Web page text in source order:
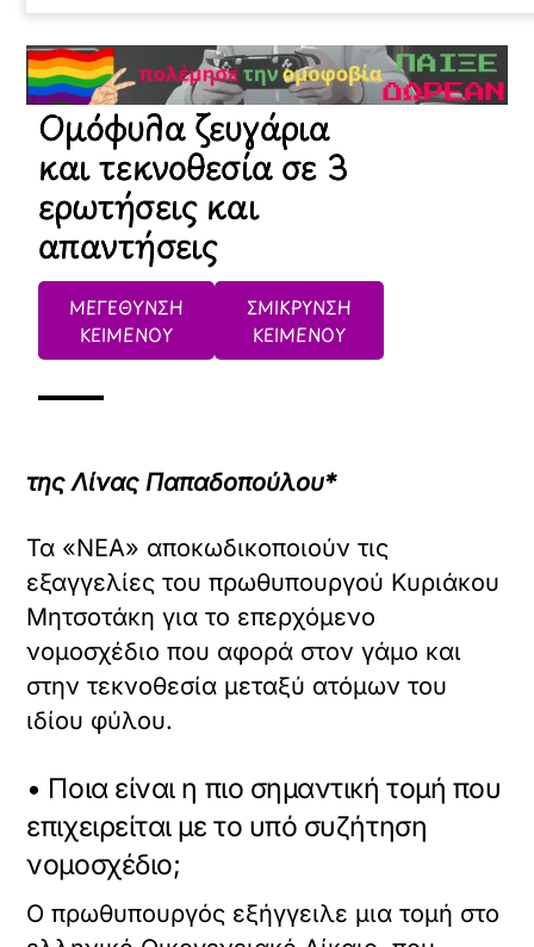
Ομόφυλα ζευγάρια
και τεκνοθεσία σε 3
ερωτήσεις και
απαντήσεις
ΜΕΓΕΘΥΝΣΗ
ΚΕΙΜΕΝΟΥ
ΣΜΙΚΡΥΝΣΗ
ΚΕΙΜΕΝΟΥ
της Λίνας Παπαδοπούλου*
Τα «ΝΕΑ» αποκωδικοποιούν τις
εξαγγελίες του πρωθυπουργού Κυριάκου
Μητσοτάκη για το επερχόμενο
νομοσχέδιο που αφορά στον γάμο και
στην τεκνοθεσία μεταξύ ατόμων του
ιδίου φύλου.
• Ποια είναι η πιο σημαντική τομή που
επιχειρείται με το υπό συζήτηση
νομοσχέδιο;
Ο πρωθυπουργός εξήγγειλε μια τομή στο